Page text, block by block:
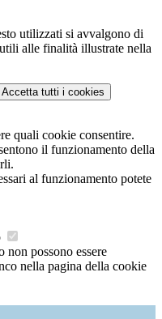
utilizzati si avvalgono di
alle finalità illustrate nella
Accetta tutti i cookies
quali cookie consentire.
il funzionamento della
al funzionamento potete
non possono essere
nella pagina della cookie